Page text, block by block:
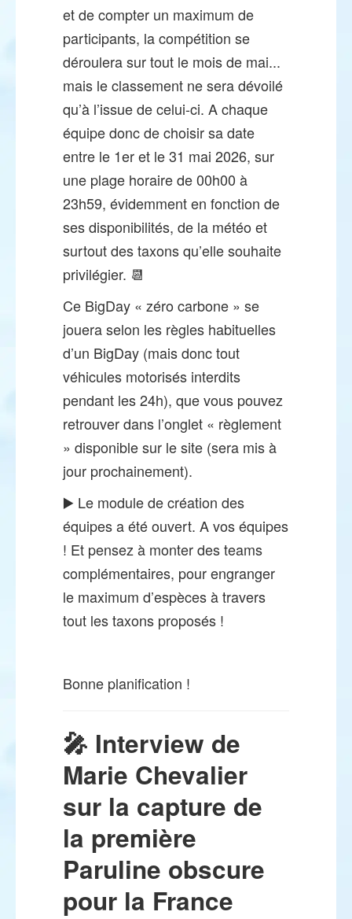
et de compter un maximum de
participants, la compétition se
déroulera sur tout le mois de mai...
mais le classement ne sera dévoilé
qu’à l’issue de celui-ci. A chaque
équipe donc de choisir sa date
entre le 1er et le 31 mai 2026, sur
une plage horaire de 00h00 à
23h59, évidemment en fonction de
ses disponibilités, de la météo et
surtout des taxons qu’elle souhaite
privilégier. 📆
Ce BigDay « zéro carbone » se
jouera selon les règles habituelles
d’un BigDay (mais donc tout
véhicules motorisés interdits
pendant les 24h), que vous pouvez
retrouver dans l’onglet « règlement
» disponible sur le site (sera mis à
jour prochainement).
▶️ Le module de création des
équipes a été ouvert. A vos équipes
! Et pensez à monter des teams
complémentaires, pour engranger
le maximum d’espèces à travers
tout les taxons proposés !
Bonne planification !
🎤 Interview de
Marie Chevalier
sur la capture de
la première
Paruline obscure
pour la France